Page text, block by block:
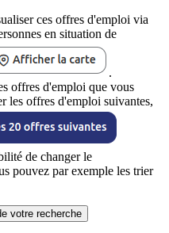
ces offres d'emploi via
en situation de
.
offres d'emploi que vous
les offres d'emploi suivantes,
de changer le
pouvez par exemple les trier
votre recherche